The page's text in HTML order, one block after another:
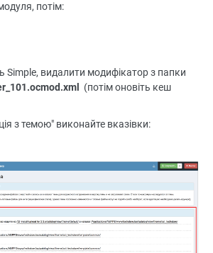
потім:
Simple, видалити модифікатор з папки
(потім оновіть кеш
з темою" виконайте вказівки: